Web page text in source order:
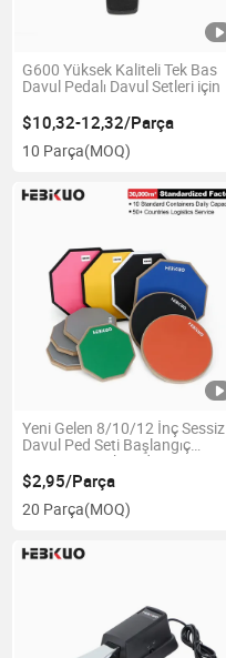
G600 Yüksek Kaliteli Tek Bas
Davul Pedalı Davul Setleri için
$10,32-12,32/Parça
10 Parça(MOQ)
Yeni Gelen 8/10/12 İnç Sessiz
Davul Ped Seti Başlangıç
Seviyesi Pratik Ped
$2,95/Parça
20 Parça(MOQ)